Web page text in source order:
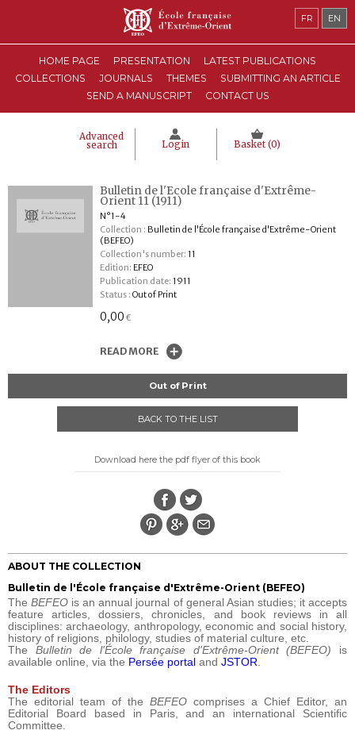
HOME PAGE PRESENTATION
LATEST PUBLICATIONS
COLLECTIONS
JOURNALS THEMES
SUBMITTING AN ARTICLE
SEND A MANUSCRIPT
CONTACT US
Advanced
search Login Basket (0)
FR EN
Bulletin de l'Ecole française d'Extrême-
Orient 11 (1911)
N°1-4
Collection : Bulletin de l'École française d'Extrême-Orient
(BEFEO)
Collection's number: 11
Edition: EFEO
Publication date: 1911
Status : Out of Print
0,00 €
READ MORE
Out of Print
BACK TO THE LIST
Download here the pdf flyer of this book
ABOUT THE COLLECTION
Bulletin de l'École française d'Extrême-Orient (BEFEO)
TheBEFEO is an annual journal of general Asian studies; it accepts
feature articles, dossiers, chronicles, and book reviews in all
disciplines: archaeology, anthropology, economic and social history,
history of religions, philology, studies of material culture, etc.
The Bulletin de l'École française d'Extrême-Orient (BEFEO) is
available online, via the Persée portal and JSTOR
The Editors
The editorial team of the BEFEO comprises a Chief Editor, an
Editorial Board based in Paris, and an international Scientific
Committee.